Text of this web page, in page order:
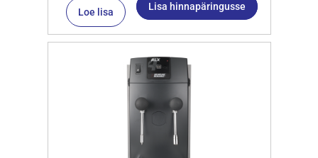
Loe lisa Lisa hinnapäringusse